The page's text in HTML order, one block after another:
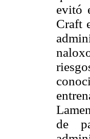
evitó
Craft
de